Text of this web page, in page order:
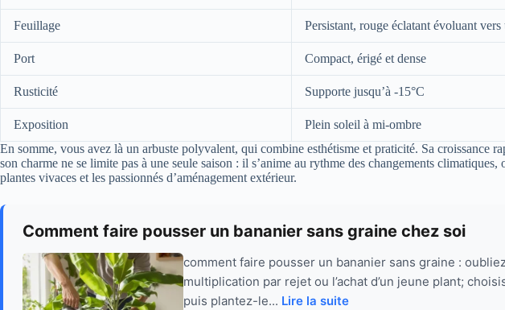
Feuillage Persistant, rouge éclatant évoluant
Port Compact, érigé et dense
Rusticité Supporte jusqu’à -15°C
Exposition
Plein soleil à mi-ombre
En somme, vous avez là un arbuste polyvalent, qui combine esthétisme et praticité. Sa croissance
son charme ne se limite pas à une seule saison : il s’anime au rythme des changements
plantes vivaces et les passionnés d’aménagement extérieur.
Comment faire pousser un bananier sans graine chez soi
comment faire pousser un bananier sans graine :
multiplication par rejet ou l’achat d’un jeune plant;
puis plantez-le... Lire la suite